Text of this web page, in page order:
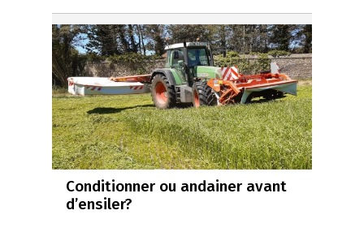
Conditionner ou andainer avant
d’ensiler?